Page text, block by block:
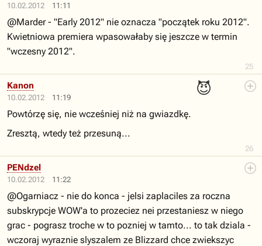
10.02.2012 11:11
25
@Marder - "Early 2012" nie oznacza "początek roku 2012".
Kwietniowa premiera wpasowałaby się jeszcze w termin
"wczesny 2012".
10.02.2012 11:19
😈
26
Kanon
Powtórzę się, nie wcześniej niż na gwiazdkę.
Zresztą, wtedy też przesuną...
10.02.2012 11:22
PENdzel
@Ogarniacz - nie do konca - jelsi zaplaciles za roczna
subskrypcje WOW'a to prozeciez nei przestaniesz w niego
grac - pograsz troche w to pozniej w tamto... to tak dziala -
wczoraj wyraznie slyszalem ze Blizzard chce zwiekszyc